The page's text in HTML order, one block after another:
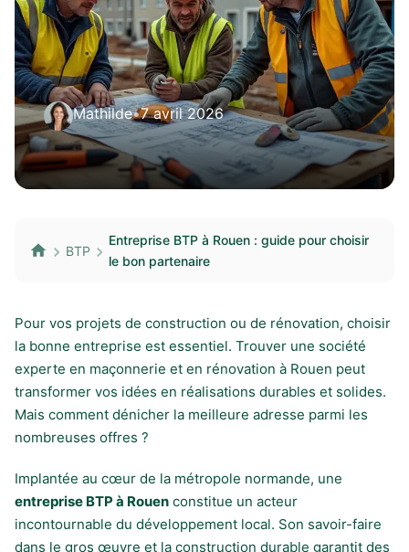
Mathilde•7 avril 2026
BTP
Entreprise BTP à Rouen : guide pour choisir
le bon partenaire
Pour vos projets de construction ou de rénovation, choisir
la bonne entreprise est essentiel. Trouver une société
experte en maçonnerie et en rénovation à Rouen peut
transformer vos idées en réalisations durables et solides.
Mais comment dénicher la meilleure adresse parmi les
nombreuses offres ?
Implantée au cœur de la métropole normande, une
entreprise BTP à Rouen constitue un acteur
incontournable du développement local. Son savoir-faire
dans le gros œuvre et la construction durable garantit des